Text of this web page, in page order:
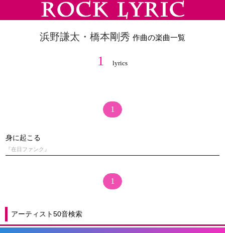
浜野謙太・橋本剛秀 作曲の楽曲一覧
1 lyrics
1
身に起こる
『在日ファンク』
1
アーティスト50音検索